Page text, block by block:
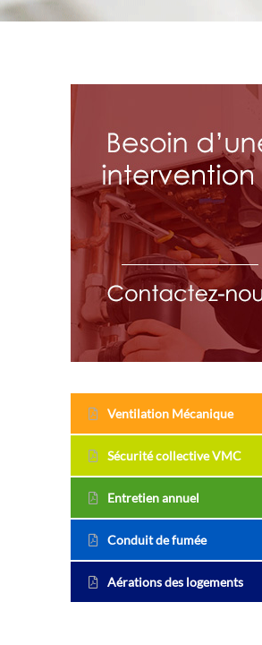
Ventilation Mécanique
Sécurité collective VMC
Entretien annuel
Conduit de fumée
Aérations des logements